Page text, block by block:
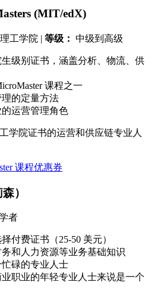
(MIT/edX)
工学院 | 等级： 中级到高级
级别证书，涵盖分析、物流、供
课程之一
的定量方法
运营管理角色
学院证书的运营和供应链专业人
课程优惠券
）
者
付费证书（25-50 美元）
和人力资源等业务基础知识
碌的专业人士
职业的年轻专业人士来说是一个